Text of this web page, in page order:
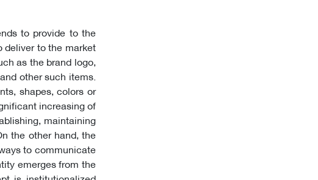
to provide to the
deliver to the market
as the brand logo,
other such items.
shapes, colors or
increasing of
maintaining
the other hand, the
to communicate
emerges from the